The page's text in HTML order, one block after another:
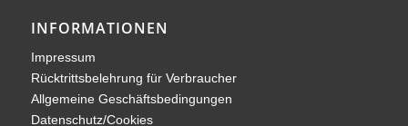
INFORMATIONEN
Impressum
Rücktrittsbelehrung für Verbraucher
Allgemeine Geschäftsbedingungen
Datenschutz/Cookies